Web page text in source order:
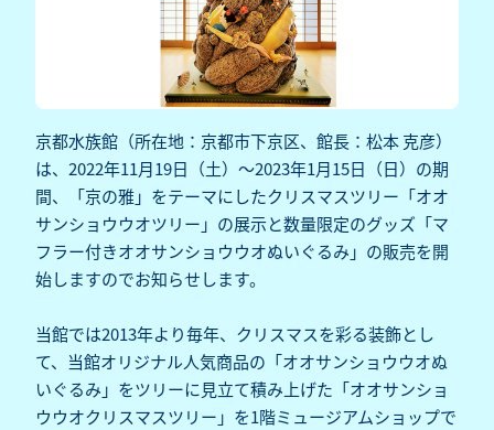
京都水族館（所在地：京都市下京区、館長：松本 克彦）
は、2022年11月19日（土）～2023年1月15日（日）の期
間、「京の雅」をテーマにしたクリスマスツリー「オオ
サンショウウオツリー」の展示と数量限定のグッズ「マ
フラー付きオオサンショウウオぬいぐるみ」の販売を開
始しますのでお知らせします。
当館では2013年より毎年、クリスマスを彩る装飾とし
て、当館オリジナル人気商品の「オオサンショウウオぬ
いぐるみ」をツリーに見立て積み上げた「オオサンショ
ウウオクリスマスツリー」を1階ミュージアムショップで